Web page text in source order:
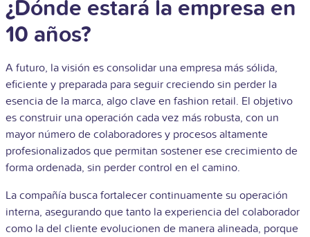
¿Dónde estará la empresa en
10 años?
A futuro, la visión es consolidar una empresa más sólida,
eficiente y preparada para seguir creciendo sin perder la
esencia de la marca, algo clave en fashion retail. El objetivo
es construir una operación cada vez más robusta, con un
mayor número de colaboradores y procesos altamente
profesionalizados que permitan sostener ese crecimiento de
forma ordenada, sin perder control en el camino.
La compañía busca fortalecer continuamente su operación
interna, asegurando que tanto la experiencia del colaborador
como la del cliente evolucionen de manera alineada, porque